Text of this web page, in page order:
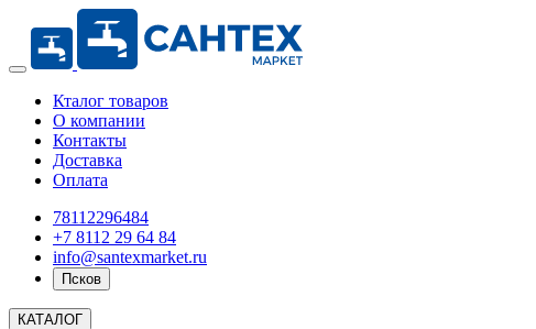
Кталог товаров
О компании
Контакты
Доставка
Оплата
78112296484
+7 8112 29 64 84
info@santexmarket.ru
Псков
КАТАЛОГ